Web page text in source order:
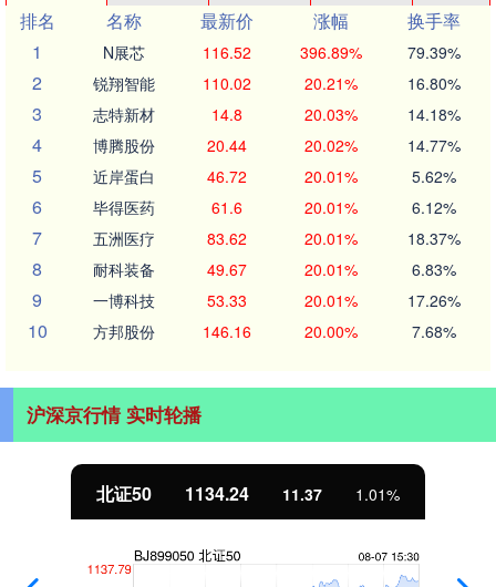
排名
名称 最新价 涨幅
换手率
1
N展芯 116.52 396.89% 79.39%
2 锐翔智能 110.02 20.21% 16.80%
3 志特新材 14.8 20.03% 14.18%
4 博腾股份 20.44 20.02% 14.77%
5 近岸蛋白 46.72 20.01% 5.62%
6 毕得医药 61.6 20.01% 6.12%
7 五洲医疗 83.62 20.01% 18.37%
8 耐科装备 49.67 20.01% 6.83%
9 一博科技 53.33 20.01% 17.26%
10 方邦股份 146.16 20.00% 7.68%
沪深京行情 实时轮播
北证50 1134.24 11.37 1.01%